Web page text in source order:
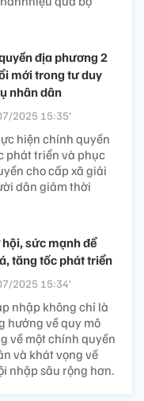
địa phương 2
mới trong tư duy
nhân dân
2025 15:35’
hiện chính quyền
phát triển và phục
cho cấp xã giải
dân giảm thời
hội, sức mạnh để
tăng tốc phát triển
2025 15:34’
nhập không chỉ là
hưởng về quy mô
về một chính quyền
và khát vọng về
nhập sâu rộng hơn.